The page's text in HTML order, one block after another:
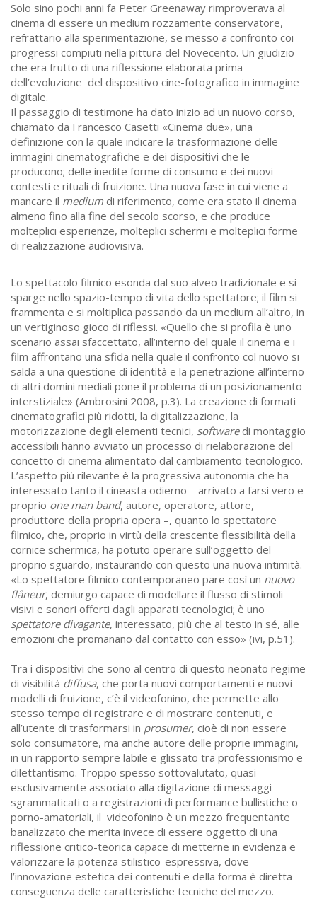
Solo sino pochi anni fa Peter Greenaway rimproverava al
cinema di essere un medium rozzamente conservatore,
refrattario alla sperimentazione, se messo a confronto coi
progressi compiuti nella pittura del Novecento. Un giudizio
che era frutto di una riflessione elaborata prima
dell’evoluzione del dispositivo cine-fotografico in immagine
digitale.
Il passaggio di testimone ha dato inizio ad un nuovo corso,
chiamato da Francesco Casetti «Cinema due», una
definizione con la quale indicare la trasformazione delle
immagini cinematografiche e dei dispositivi che le
producono; delle inedite forme di consumo e dei nuovi
contesti e rituali di fruizione. Una nuova fase in cui viene a
mancare il medium di riferimento, come era stato il cinema
almeno fino alla fine del secolo scorso, e che produce
molteplici esperienze, molteplici schermi e molteplici forme
di realizzazione audiovisiva.
Lo spettacolo filmico esonda dal suo alveo tradizionale e si
sparge nello spazio-tempo di vita dello spettatore; il film si
frammenta e si moltiplica passando da un medium all’altro, in
un vertiginoso gioco di riflessi. «Quello che si profila è uno
scenario assai sfaccettato, all’interno del quale il cinema e i
film affrontano una sfida nella quale il confronto col nuovo si
salda a una questione di identità e la penetrazione all’interno
di altri domini mediali pone il problema di un posizionamento
interstiziale» (Ambrosini 2008, p.3). La creazione di formati
cinematografici più ridotti, la digitalizzazione, la
motorizzazione degli elementi tecnici, softwaredi montaggio
accessibili hanno avviato un processo di rielaborazione del
concetto di cinema alimentato dal cambiamento tecnologico.
L’aspetto più rilevante è la progressiva autonomia che ha
interessato tanto il cineasta odierno – arrivato a farsi vero e
proprio one man band, autore, operatore, attore,
produttore della propria opera –, quanto lo spettatore
filmico, che, proprio in virtù della crescente flessibilità della
cornice schermica, ha potuto operare sull’oggetto del
proprio sguardo, instaurando con questo una nuova intimità.
«Lo spettatore filmico contemporaneo pare così un nuovo
flâneur, demiurgo capace di modellare il flusso di stimoli
visivi e sonori offerti dagli apparati tecnologici; è uno
spettatore divagante, interessato, più che al testo in sé, alle
emozioni che promanano dal contatto con esso» (ivi, p.51).
Tra i dispositivi che sono al centro di questo neonato regime
di visibilità diffusa, che porta nuovi comportamenti e nuovi
modelli di fruizione, c’è il videofonino, che permette allo
stesso tempo di registrare e di mostrare contenuti, e
all’utente di trasformarsi in prosumer, cioè di non essere
solo consumatore, ma anche autore delle proprie immagini,
in un rapporto sempre labile e glissato tra professionismo e
dilettantismo. Troppo spesso sottovalutato, quasi
esclusivamente associato alla digitazione di messaggi
sgrammaticati o a registrazioni di performance bullistiche o
porno-amatoriali, il videofonino è un mezzo frequentante
banalizzato che merita invece di essere oggetto di una
riflessione critico-teorica capace di metterne in evidenza e
valorizzare la potenza stilistico-espressiva, dove
l’innovazione estetica dei contenuti e della forma è diretta
conseguenza delle caratteristiche tecniche del mezzo.